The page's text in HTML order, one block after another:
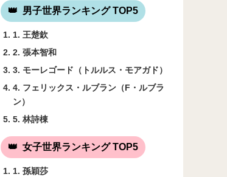
男子世界ランキング TOP5
1. 王楚欽
2. 張本智和
3. モーレゴード（トルルス・モアガド）
4. フェリックス・ルブラン（F・ルブラ
ン）
5. 林詩棟
女子世界ランキング TOP5
1. 孫穎莎